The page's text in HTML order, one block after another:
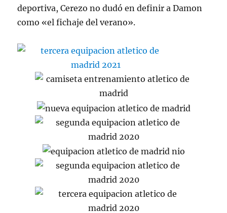
deportiva, Cerezo no dudó en definir a Damon
como «el fichaje del verano».